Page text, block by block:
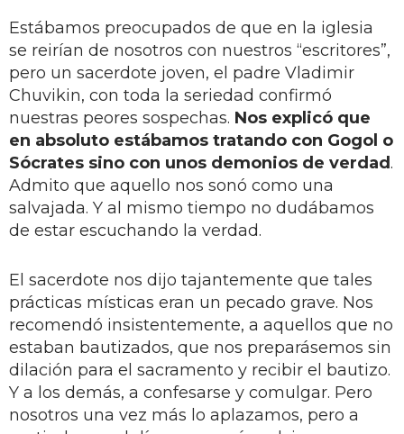
Estábamos preocupados de que en la iglesia
se reirían de nosotros con nuestros “escritores”,
pero un sacerdote joven, el padre Vladimir
Chuvikin, con toda la seriedad confirmó
nuestras peores sospechas. Nos explicó que
en absoluto estábamos tratando con Gogol o
Sócrates sino con unos demonios de verdad.
Admito que aquello nos sonó como una
salvajada. Y al mismo tiempo no dudábamos
de estar escuchando la verdad.
El sacerdote nos dijo tajantemente que tales
prácticas místicas eran un pecado grave. Nos
recomendó insistentemente, a aquellos que no
estaban bautizados, que nos preparásemos sin
dilación para el sacramento y recibir el bautizo.
Y a los demás, a confesarse y comulgar. Pero
nosotros una vez más lo aplazamos, pero a